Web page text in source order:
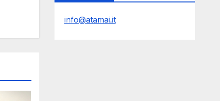
info@atamai.it